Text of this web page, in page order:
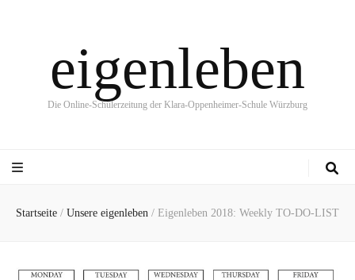
eigenleben
Die Online-Schülerzeitung der Klara-Oppenheimer-Schule Würzburg
Startseite / Unsere eigenleben / Eigenleben 2018: Weekly TO-DO-LIST